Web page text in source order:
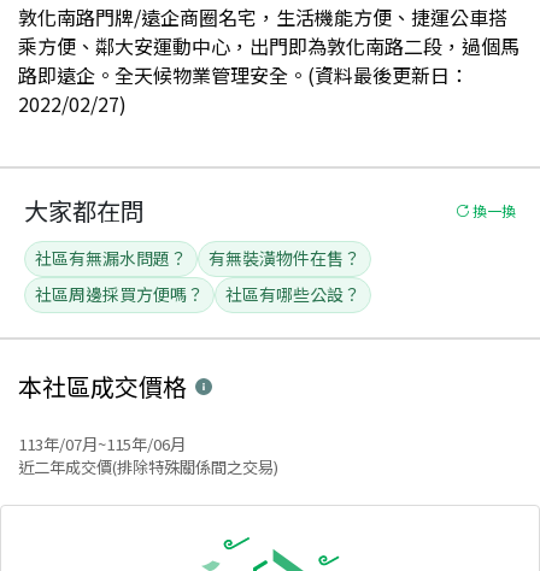
敦化南路門牌/遠企商圈名宅，生活機能方便、捷運公車搭
乘方便、鄰大安運動中心，出門即為敦化南路二段，過個馬
路即遠企。全天候物業管理安全。(資料最後更新日：
2022/02/27)
大家都在問 換一換
社區有無漏水問題？
有無裝潢物件在售？
社區周邊採買方便嗎？
社區有哪些公設？
本社區成交價格
113年/07月~115年/06月
近二年成交價(排除特殊關係間之交易)